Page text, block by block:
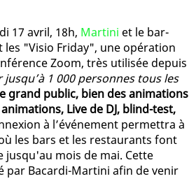
17 avril, 18h, Martini et le bar-
les "Visio Friday", une opération
Zoom, très utilisée depuis
1 000 personnes tous les
grand public, bien des animations
Live de DJ, blind-test,
à l’événement permettra à
les bars et les restaurants font
mois de mai. Cette
par Bacardi-Martini afin de venir